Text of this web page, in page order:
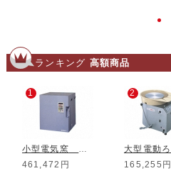
ランキング 高額商品
1
461,472円
2
165,255円